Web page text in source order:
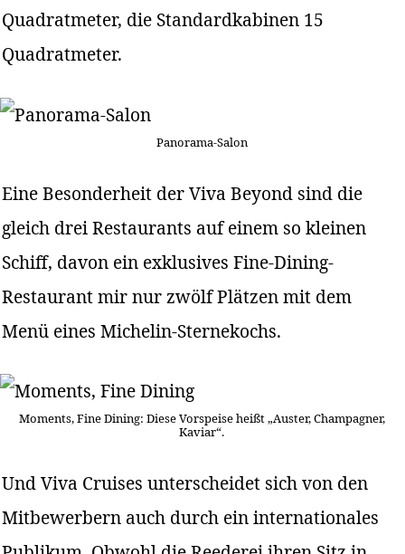
Quadratmeter, die Standardkabinen 15
Quadratmeter.
Panorama-Salon
Eine Besonderheit der Viva Beyond sind die
gleich drei Restaurants auf einem so kleinen
Schiff, davon ein exklusives Fine-Dining-
Restaurant mir nur zwölf Plätzen mit dem
Menü eines Michelin-Sternekochs.
Moments, Fine Dining: Diese Vorspeise heißt „Auster, Champagner,
Kaviar“.
Und Viva Cruises unterscheidet sich von den
Mitbewerbern auch durch ein internationales